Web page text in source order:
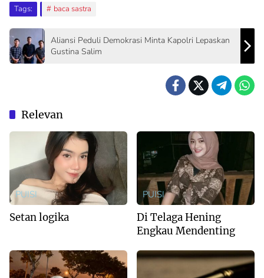
Tags: baca sastra
Aliansi Peduli Demokrasi Minta Kapolri Lepaskan
Gustina Salim
Relevan
PUISI
Setan logika
PUISI
Di Telaga Hening
Engkau Mendenting